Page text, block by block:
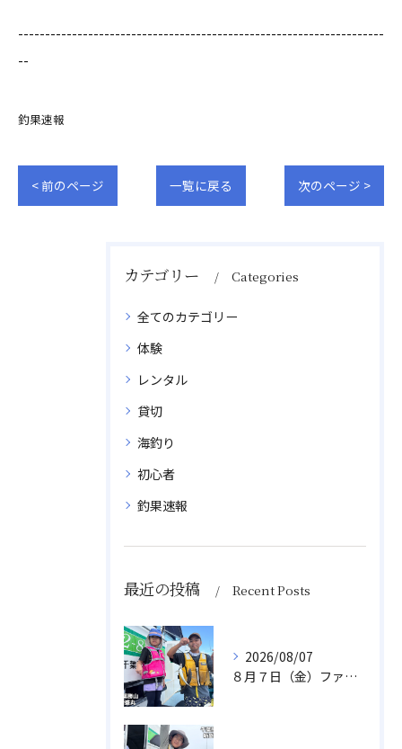
--------------------------------------------------------------------
--
釣果速報
< 前のページ 一覧に戻る 次のページ >
カテゴリー Categories
全てのカテゴリー
体験
レンタル
貸切
海釣り
初心者
釣果速報
最近の投稿 Recent Posts
2026/08/07
８月７日（金）ファミリフィッシング